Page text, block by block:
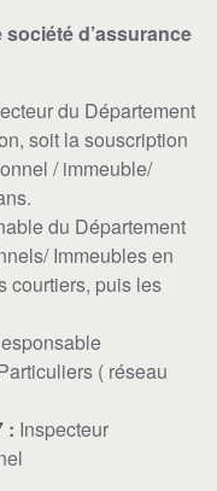
d’assurance
du Département
soit la souscription
/ immeuble/
du Département
Immeubles en
courtiers, puis les
( réseau
: Inspecteur